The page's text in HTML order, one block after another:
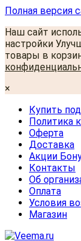
Полная версия
Наш сайт
настройки
товары в
×
Купить
Политика
Оферта
Доставка
Акции
Контакты
Об
Оплата
Условия
Магазин